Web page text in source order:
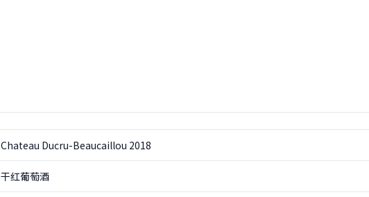
Chateau Ducru-Beaucaillou 2018
干红葡萄酒